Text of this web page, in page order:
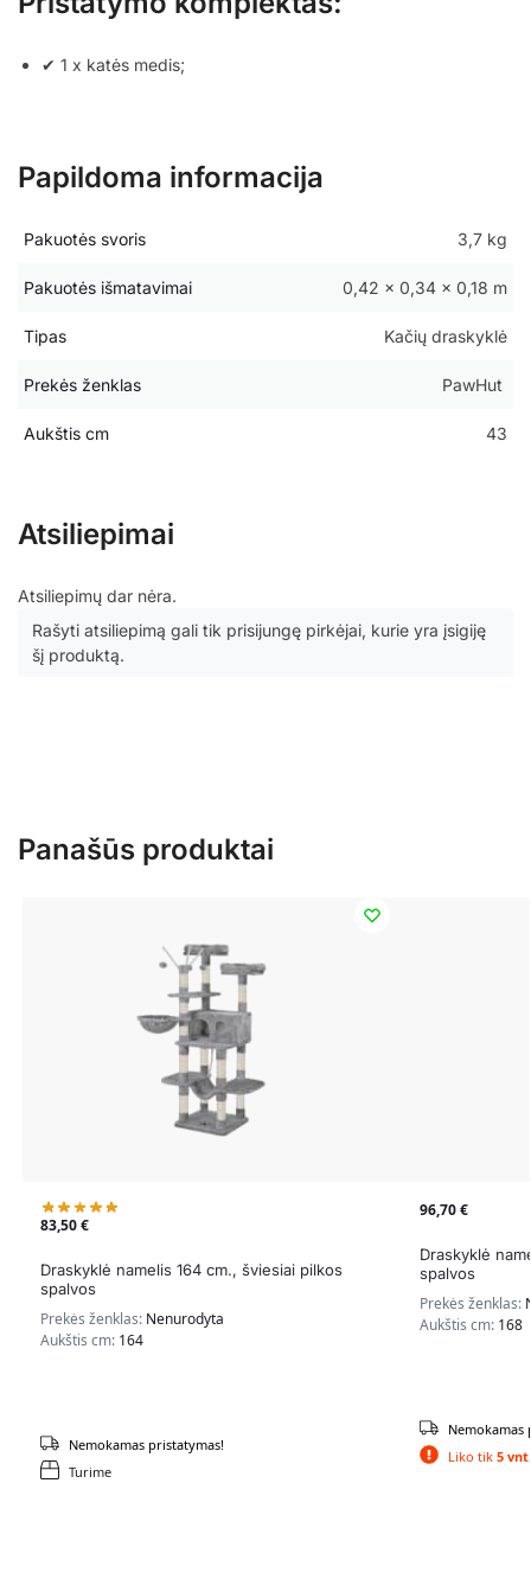
✔ 1 x katės medis;
Papildoma informacija
Pakuotės svoris 3,7 kg
Pakuotės išmatavimai 0,42 × 0,34 × 0,18 m
Tipas Kačių draskyklė
Prekės ženklas PawHut
Aukštis cm 43
Atsiliepimai
Atsiliepimų dar nėra.
Rašyti atsiliepimą gali tik prisijungę pirkėjai, kurie yra įsigiję
šį produktą.
Panašūs produktai
83,50€
Draskyklė namelis 164 cm., šviesiai pilkos
spalvos
Prekės ženklas: Nenurodyta
Aukštis cm: 164
Turime
Nemokamas pristatymas!
96,70€
Draskyklė
spalvos
Prekės ženklas:
Aukštis cm: 168
Liko tik 5 vnt.
Nemokamas